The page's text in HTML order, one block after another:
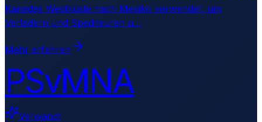
Kanadas Westküste nach Mexiko verwendet, um
Verladern und Spediteuren u…
Mehr erfahren
PSvMNA
Verwandt